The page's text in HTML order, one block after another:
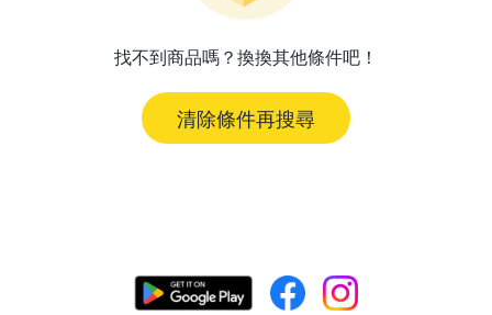
找不到商品嗎？換換其他條件吧！
清除條件再搜尋